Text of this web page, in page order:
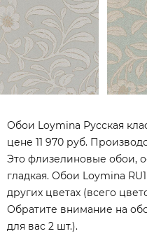
Обои Loymina Русская
цене 11 970 руб.
Это флизелиновые обои,
гладкая. Обои Loymina
других цветах (всего
Обратите внимание на
для вас 2 шт.).